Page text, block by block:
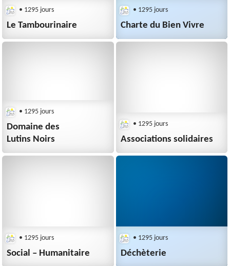
• 1295 jours
Le Tambourinaire
• 1295 jours
Charte du Bien Vivre
• 1295 jours
Domaine des
Lutins Noirs
• 1295 jours
Associations solidaires
• 1295 jours
Social – Humanitaire
• 1295 jours
Déchèterie